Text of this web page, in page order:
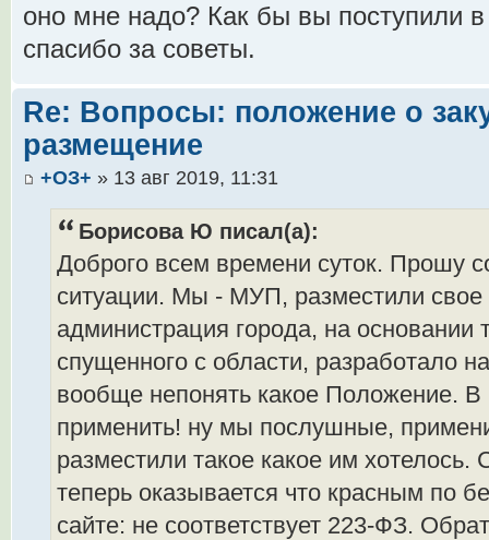
оно мне надо? Как бы вы поступили в
спасибо за советы.
Re: Вопросы: положение о
размещение
+ОЗ+ » 13 авг 2019, 11:31
Борисова Ю писал(а):
Доброго всем времени суток. Прошу
ситуации. Мы - МУП, разместили
администрация города, на основании
спущенного с области, разработало
вообще непонять какое Положение. В
применить! ну мы послушные,
разместили такое какое им хотелось.
теперь оказывается что красным по
сайте: не соответствует 223-ФЗ.